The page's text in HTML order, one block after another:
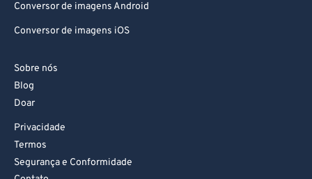
Conversor de imagens Android
Conversor de imagens iOS
Sobre nós
Blog
Doar
Privacidade
Termos
Segurança e Conformidade